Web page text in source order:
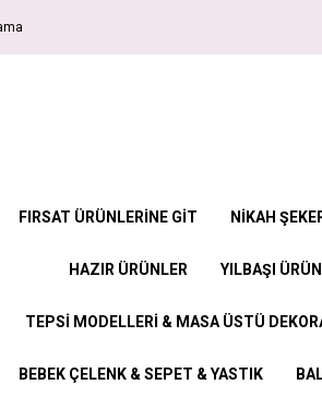
FIRSAT ÜRÜNLERİNE GİT NİKAH
HAZIR ÜRÜNLER YILBAŞI
TEPSİ MODELLERİ & MASA ÜSTÜ
BEBEK ÇELENK & SEPET & YASTIK